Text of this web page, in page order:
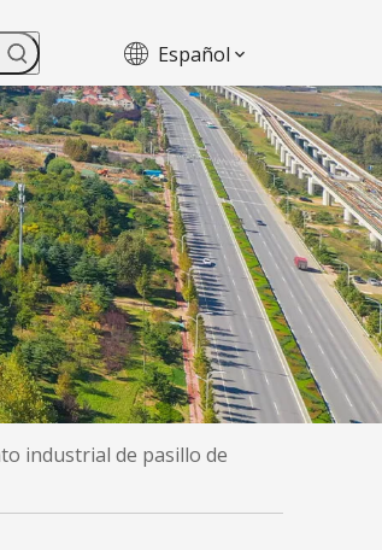
Español
industrial de pasillo de